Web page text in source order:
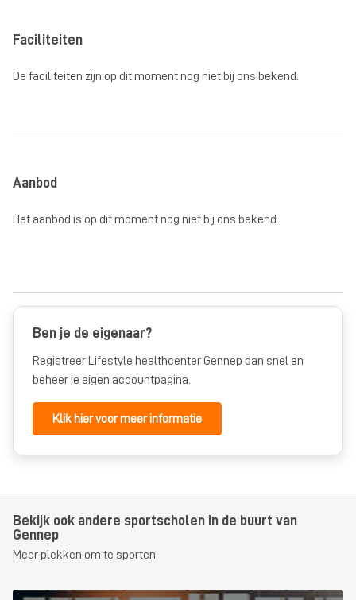
Faciliteiten
De faciliteiten zijn op dit moment nog niet bij ons bekend.
Aanbod
Het aanbod is op dit moment nog niet bij ons bekend.
Ben je de eigenaar?
Registreer Lifestyle healthcenter Gennep dan snel en
beheer je eigen accountpagina.
Klik hier voor meer informatie
Bekijk ook andere sportscholen in de buurt van
Gennep
Meer plekken om te sporten